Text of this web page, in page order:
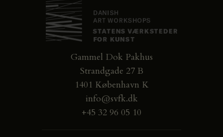
Gammel Dok Pakhus
Strandgade 27 B
1401 København K
info@svfk.dk
+45 32 96 05 10